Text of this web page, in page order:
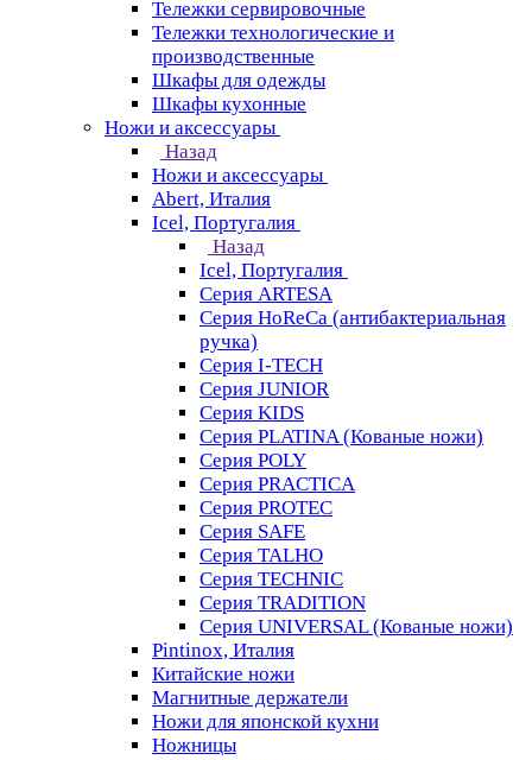
Тележки сервировочные
Тележки технологические и
производственные
Шкафы для одежды
Шкафы кухонные
Ножи и аксессуары
Назад
Ножи и аксессуары
Abert, Италия
Icel, Португалия
Назад
Icel, Португалия
Серия ARTESA
Серия HoReCa (антибактериальная
ручка)
Серия I-TECH
Серия JUNIOR
Серия KIDS
Серия PLATINA (Кованые ножи)
Серия POLY
Серия PRACTICA
Серия PROTEC
Серия SAFE
Серия TALHO
Серия TECHNIC
Серия TRADITION
Серия UNIVERSAL (Кованые ножи)
Pintinox, Италия
Китайские ножи
Магнитные держатели
Ножи для японской кухни
Ножницы